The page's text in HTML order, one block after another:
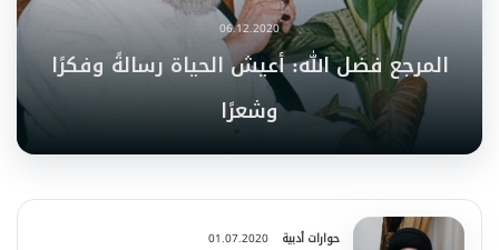
06.12.2020
المرجع فضل الله: أعيش الحياة رسالةً وفكرًا
وشعرًا
حوارات أدبية 01.07.2020